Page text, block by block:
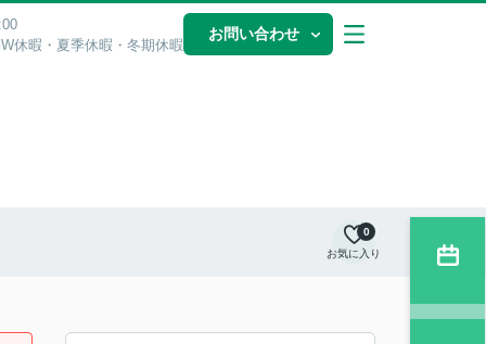
休暇・夏季休暇・冬期休暇
お問い合わせ
お気に入り
0